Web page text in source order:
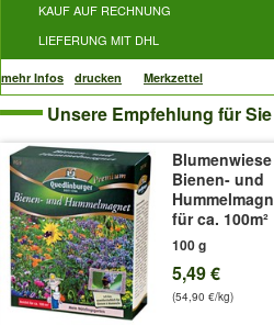
KAUF AUF RECHNUNG
LIEFERUNG MIT DHL
mehr Infos drucken Merkzettel
Unsere Empfehlung für Sie
Blumenwiese
Bienen- und
für ca. 100m²
100 g
5,49 €
(54,90 €/kg)